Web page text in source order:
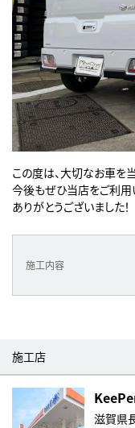
この度は、大切なお車を
今後もぜひ当店をご利用
ありがとうございました！
施工内容
施工店
滋賀県